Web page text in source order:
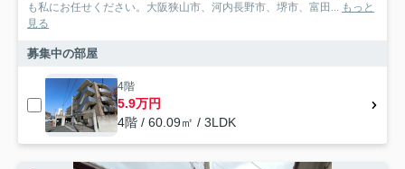
も私にお任せください。大阪狭山市、河内長野市、堺市、富田... もっと
見る
募集中の部屋
4階
5.9万円
4階 / 60.09㎡ / 3LDK